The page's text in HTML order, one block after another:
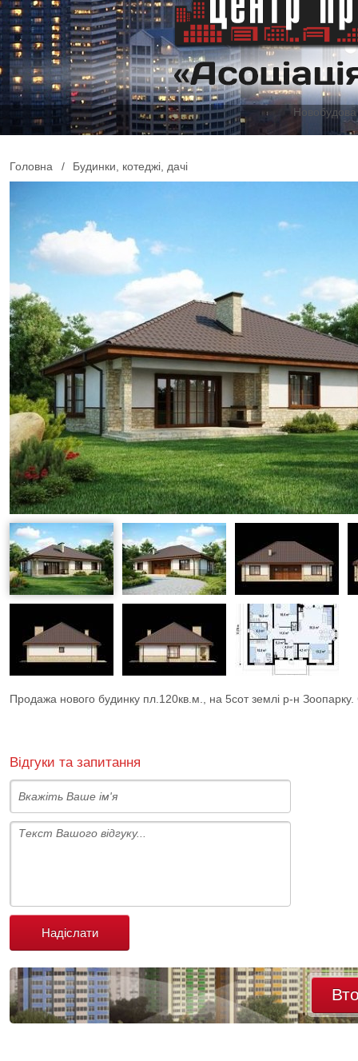
Головна / Будинки, котеджі, дачі
Продажа нового будинку пл.120кв.м., на 5сот землі р-н Зоопарку.
Відгуки та запитання
Надіслати